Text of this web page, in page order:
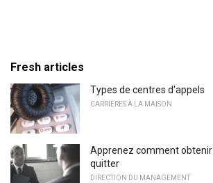
Fresh articles
Types de centres d'appels
CARRIÈRES À LA MAISON
Apprenez comment
quitter
DIRECTION DU MANAGEMENT